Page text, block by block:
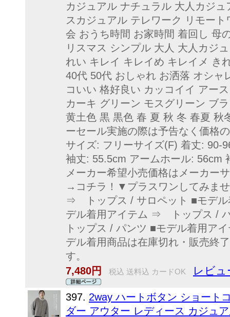
カジュアル ナチュラル 大人カジ
スカジュアル テレワーク リモー
会 おうち時間 お家時間 着回し 母
リスマス シンプル 大人 大人カジ
れい キレイ キレイめ キレイメ き
40代 50代 おしゃれ お洒落 オシャ
コいい 格好良い カッコイイ アー
カーキ グリーン モスグリーン ブ
黄土色 黒 黒色 春 夏 秋 冬 春夏 秋
ーセール実施の際は予告なく価格
サイズ: フリーサイズ(F) 着丈: 90-
袖丈: 55.5cm アームホール: 56cm
メーカー希望小売価格はメーカー
→コチラ！▼プラスワンしてみま
⇒ トップス / サロペット ■モデ
デル着用アイテム ⇒ トップス /
トップス / パンツ ■モデル着用
デル着用商品は在庫切れ・販売終
す。
7,480円
税込 送料込 カードOK レビュ
397. 2way ハートボタン ショート
ダー アウター レディース カジュ